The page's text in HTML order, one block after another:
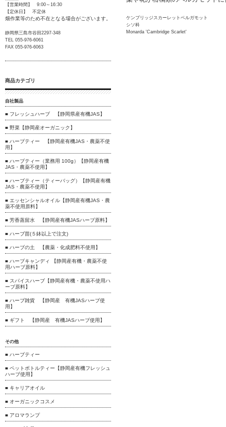
ケンブリッジスカーレットベルガモット
シソ科
Monarda 'Cambridge Scarlet'
【営業時間】 9:00～16:30
【定休日】 不定休
畑作業等のため不在となる場合がございます。
静岡県三島市谷田2297-348
TEL 055-976-6061
FAX 055-976-6063
商品カテゴリ
自社製品
■ フレッシュハーブ 【静岡県産有機JAS】
■ 野菜【静岡産オーガニック】
■ ハーブティー 【静岡産有機JAS・農薬不使
用】
■ ハーブティー（業務用 100g）【静岡産有機
JAS・農薬不使用】
■ ハーブティー（ティーバッグ）【静岡産有機
JAS・農薬不使用】
■ エッセンシャルオイル【静岡産有機JAS・農
薬不使用原料】
■ 芳香蒸留水 【静岡産有機JASハーブ原料】
■ ハーブ苗(５鉢以上で注文)
■ ハーブの土 【農薬・化成肥料不使用】
■ ハーブキャンディ 【静岡産有機・農薬不使
用ハーブ原料】
■ スパイスハーブ【静岡産有機・農薬不使用ハ
ーブ原料】
■ ハーブ雑貨 【静岡産 有機JASハーブ使
用】
■ ギフト 【静岡産 有機JASハーブ使用】
その他
■ ハーブティー
■ ペットボトルティー【静岡産有機フレッシュ
ハーブ使用】
■ キャリアオイル
■ オーガニックコスメ
■ アロマランプ